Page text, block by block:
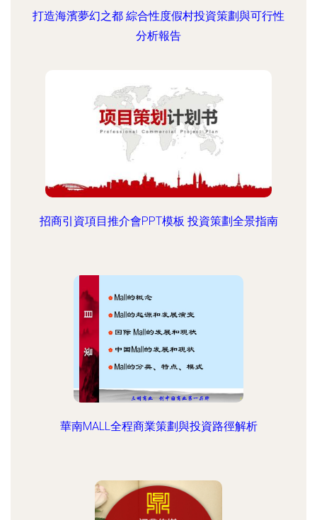
打造海濱夢幻之都 綜合性度假村投資策劃與可行性
分析報告
招商引資項目推介會PPT模板 投資策劃全景指南
華南MALL全程商業策劃與投資路徑解析